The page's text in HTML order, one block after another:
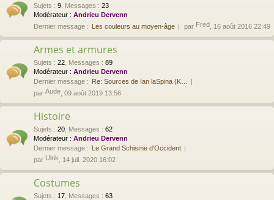
Sujets : 9 Messages : 23
Modérateur : Andrieu Dervenn
Dernier message : Les couleurs au moyen-âge par Fred , 16 août 2016 22:49
Armes et armures
Sujets : 22 Messages : 89
Modérateur : Andrieu Dervenn
Dernier message : Re: Sources de Ian laSpina (K…
par Aude , 09 août 2019 13:56
Histoire
Sujets : 20 Messages : 62
Modérateur : Andrieu Dervenn
Dernier message : Le Grand Schisme d'Occident
par Ulrik , 14 juil. 2020 16:02
Costumes
Sujets : 17 Messages : 63